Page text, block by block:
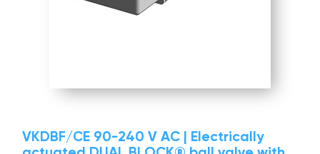
VKDBF/CE 90-240 V AC | Electrically